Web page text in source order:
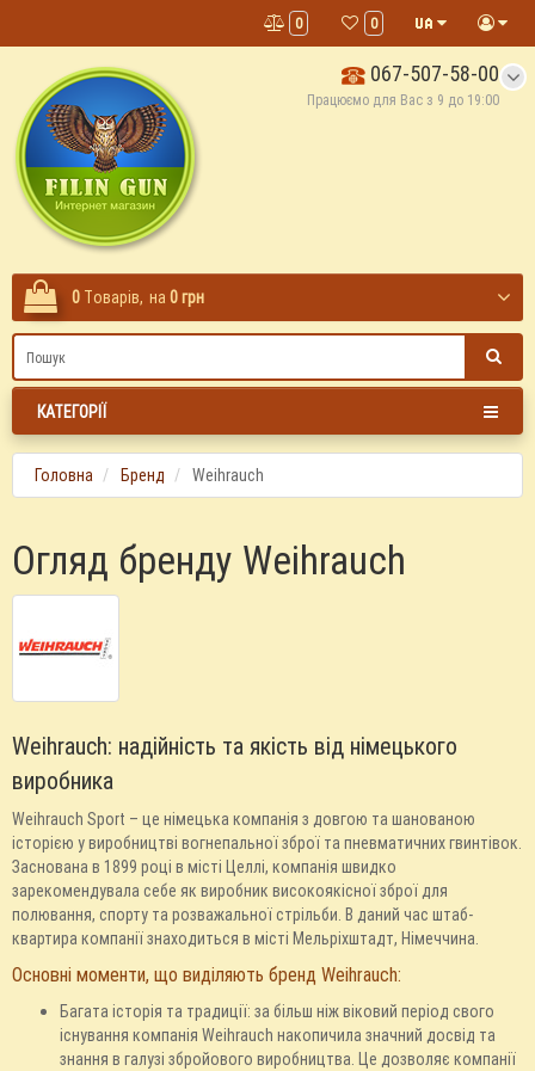
0
0
067-507-58-00
Працюємо для Вас з 9 до 19:00
0 Tоварів, на 0 грн
КАТЕГОРІЇ
Головна Бренд Weihrauch
Огляд бренду Weihrauch
Weihrauch: надійність та якість від німецького
виробника
Weihrauch Sport – це німецька компанія з довгою та шанованою
історією у виробництві вогнепальної зброї та пневматичних гвинтівок.
Заснована в 1899 році в місті Целлі, компанія швидко
зарекомендувала себе як виробник високоякісної зброї для
полювання, спорту та розважальної стрільби. В даний час штаб-
квартира компанії знаходиться в місті Мельріхштадт, Німеччина.
Основні моменти, що виділяють бренд Weihrauch:
Багата історія та традиції: за більш ніж віковий період свого
існування компанія Weihrauch накопичила значний досвід та
знання в галузі збройового виробництва. Це дозволяє компанії